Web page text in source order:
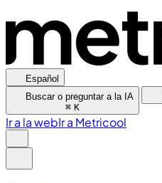
Español
Buscar o preguntar a la IA
⌘ K
Ir a la webIr a Metricool